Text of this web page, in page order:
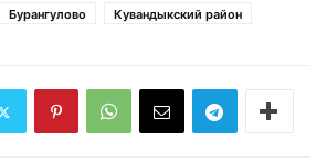
Бурангулово Кувандыкский район